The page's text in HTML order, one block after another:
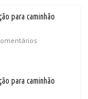
para caminhão
para caminhão